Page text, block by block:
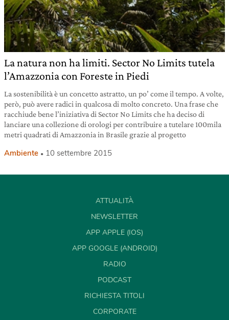
La natura non ha limiti. Sector No Limits tutela
l’Amazzonia con Foreste in Piedi
La sostenibilità è un concetto astratto, un po’ come il tempo. A volte,
però, può avere radici in qualcosa di molto concreto. Una frase che
racchiude bene l’iniziativa di Sector No Limits che ha deciso di
lanciare una collezione di orologi per contribuire a tutelare 100mila
metri quadrati di Amazzonia in Brasile grazie al progetto
Ambiente 10 settembre 2015
ATTUALITÀ
NEWSLETTER
APP APPLE (IOS)
APP GOOGLE (ANDROID)
RADIO
PODCAST
RICHIESTA TITOLI
CORPORATE